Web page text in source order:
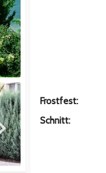
Zum nächsten Bild
Frostfest:
Schnitt: